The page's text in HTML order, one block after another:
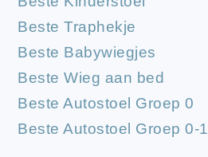
Beste Traphekje
Beste Babywiegjes
Beste Wieg aan bed
Beste Autostoel Groep 0
Beste Autostoel Groep 0-1